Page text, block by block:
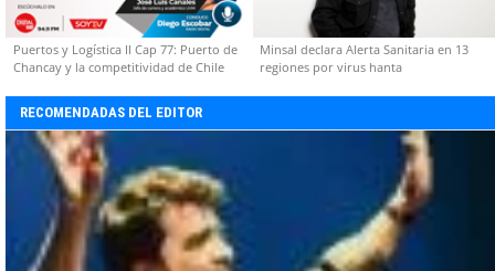
Puertos y Logística II Cap 77: Puerto de
Chancay y la competitividad de Chile
Minsal declara Alerta Sanitaria en 13
regiones por virus hanta
RECOMENDADAS DEL EDITOR